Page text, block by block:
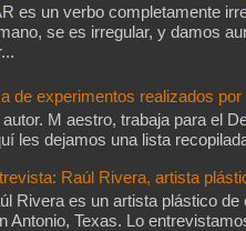
es un verbo completamente
se es irregular, y damos
de experimentos realizados
M aestro, trabaja para el
les dejamos una lista
Raúl Rivera, artista
Rivera es un artista plástico
Antonio, Texas. Lo